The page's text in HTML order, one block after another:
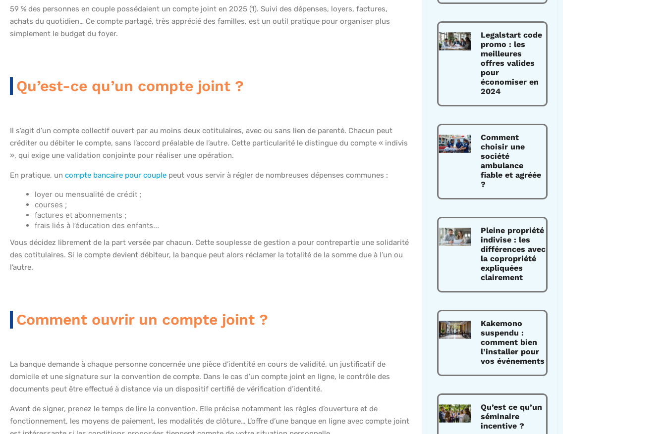
59 % des personnes en couple possédaient un compte joint en 2025 (1). Suivi des dépenses, loyers, factures,
achats du quotidien… Ce compte partagé, très apprécié des familles, est un outil pratique pour organiser plus
simplement le budget du foyer.
Qu’est-ce qu’un compte joint ?
Il s’agit d’un compte collectif ouvert par au moins deux cotitulaires, avec ou sans lien de parenté. Chacun peut
créditer ou débiter le compte, sans l’accord préalable de l’autre. Cette particularité le distingue du compte « indivis
», qui exige une validation conjointe pour réaliser une opération.
En pratique, un compte bancaire pour couple peut vous servir à régler de nombreuses dépenses communes :
loyer ou mensualité de crédit ;
courses ;
factures et abonnements ;
frais liés à l’éducation des enfants…
Vous décidez librement de la part versée par chacun. Cette souplesse de gestion a pour contrepartie une solidarité
des cotitulaires. Si le compte devient débiteur, la banque peut alors réclamer la totalité de la somme due à l’un ou
l’autre.
Comment ouvrir un compte joint ?
La banque demande à chaque personne concernée une pièce d’identité en cours de validité, un justificatif de
domicile et une signature sur la convention de compte. Dans le cas d’un compte joint en ligne, le contrôle des
documents peut être effectué à distance via un dispositif certifié de vérification d’identité.
Avant de signer, prenez le temps de lire la convention. Elle précise notamment les règles d’ouverture et de
fonctionnement, les moyens de paiement, les modalités de clôture… L’offre d’une banque en ligne avec compte joint
Legalstart code
promo : les
meilleures
offres valides
pour
économiser en
2024
Comment
choisir une
société
ambulance
fiable et agréée
?
Pleine propriété
indivise : les
différences avec
la copropriété
expliquées
clairement
Kakemono
suspendu :
comment bien
l’installer pour
vos événements
Qu’est ce qu’un
séminaire
incentive ?